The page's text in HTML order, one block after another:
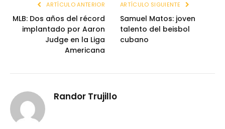
ARTÍCULO ANTERIOR
MLB: Dos años del récord
implantado por Aaron
Judge en la Liga
Americana
ARTÍCULO SIGUIENTE
Samuel Matos: joven
talento del beisbol
cubano
Randor Trujillo